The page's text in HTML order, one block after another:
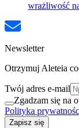
wrażliwość
Newsletter
Otrzymuj Aleteia
Twój adres e-mail
Zgadzam się na
Polityka
Zapisz się